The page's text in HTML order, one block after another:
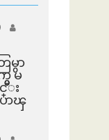
မွာ
မ
း
ာၾ